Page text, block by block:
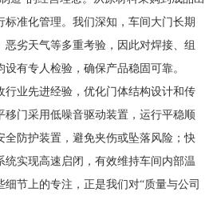
标准化管理。我们深知，车间大门长期
劣天气等多重考验，因此对焊接、组
有专人检验，确保产品稳固可靠。
行业先进经验，优化门体结构设计和传
移门采用低噪音驱动装置，运行平稳顺
全防护装置，避免夹伤或坠落风险；快
统实现高速启闭，有效维持车间内部温
节上的专注，正是我们对“质量与公司